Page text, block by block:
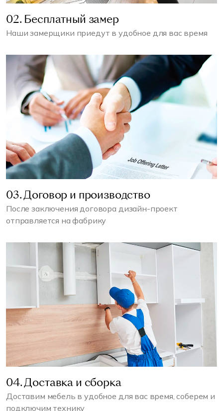
02. Бесплатный замер
Наши замерщики приедут в удобное для вас время
03. Договор и производство
После заключения договора дизайн-проект
отправляется на фабрику
04. Доставка и сборка
Доставим мебель в удобное для вас время, соберем и
подключим технику